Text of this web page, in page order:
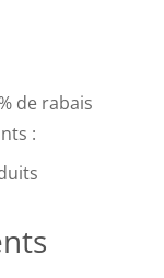
de rabais
: